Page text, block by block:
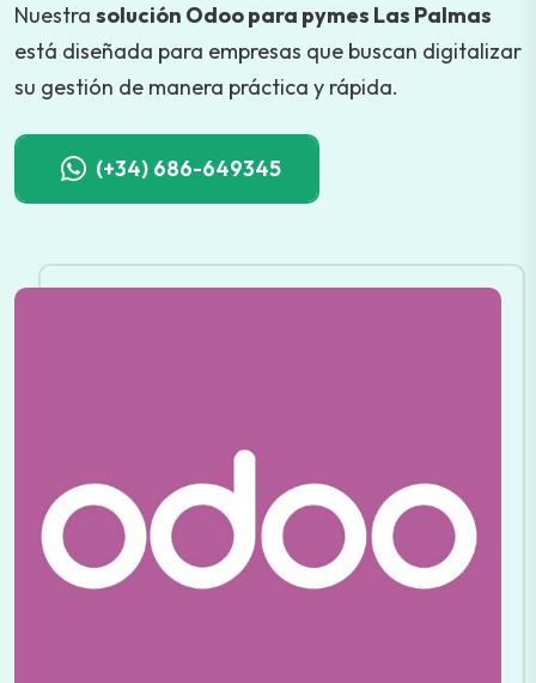
Nuestra solución Odoo para pymes Las Palmas
está diseñada para empresas que buscan digitalizar
su gestión de manera práctica y rápida.
(+34) 686-649345